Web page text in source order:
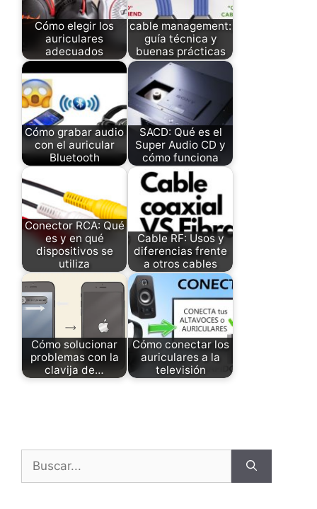
Cómo elegir los
auriculares
adecuados
cable management:
guía técnica y
buenas prácticas
Cómo grabar audio
con el auricular
Bluetooth
SACD: Qué es el
Super Audio CD y
cómo funciona
Conector RCA: Qué
es y en qué
dispositivos se
utiliza
Cable RF: Usos y
diferencias frente
a otros cables
Cómo solucionar
problemas con la
clavija de…
Cómo conectar los
auriculares a la
televisión